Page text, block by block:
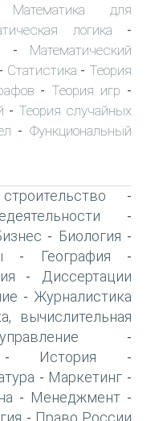
Математика для
логика -
- Математический
- Статистика - Теория
- Теория игр -
- Теория случайных
-Функциональный
-
-
- Биология -
- География -
-
Диссертации
- Журналистика
вычислительная
-
История -
- Маркетинг -
- Менеджмент -
Право России